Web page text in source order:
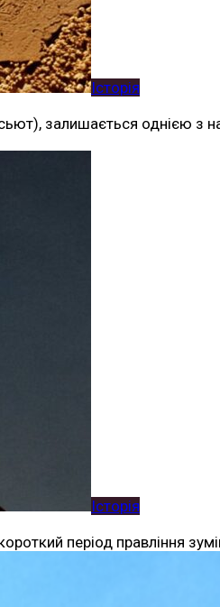
Історія
залишається однією з
Історія
період правління